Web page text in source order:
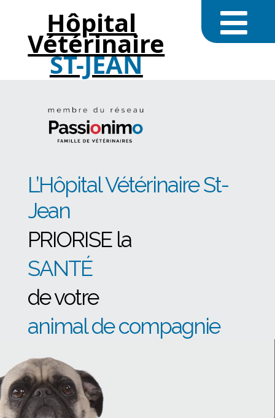
Hôpital
Vétérinaire
ST-JEAN
L’Hôpital Vétérinaire St-
Jean
PRIORISE la
SANTÉ
de votre
animal de compagnie